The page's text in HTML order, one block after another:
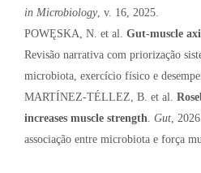
in Microbiology, v. 16, 2025.
POWĘSKA, N. et al. Gut-muscle
Revisão narrativa com priorização
microbiota, exercício físico e
MARTÍNEZ-TÉLLEZ, B. et al.
increases muscle strength Gut ,
associação entre microbiota e força